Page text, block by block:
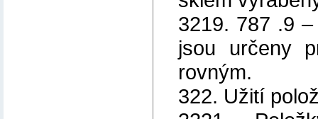
3219. 787 .9
jsou určeny
rovným.
322. Užití